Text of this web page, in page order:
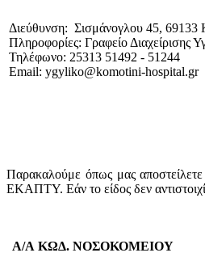
Διεύθυνση: Σισμάνογλου 45,
Πληροφορίες: Γραφείο Διαχείρισης
Τηλέφωνο: 25313 51492 - 51244
Email: ygyliko@komotini-hospital.gr
Παρακαλούμε όπως μας
ΕΚΑΠΤΥ. Εάν το είδος δεν
Α/Α ΚΩΔ. ΝΟΣΟΚΟΜΕΙΟΥ